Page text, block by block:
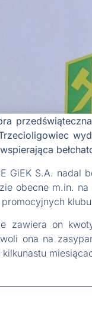
GiEK S.A. nadal
obecne m.in.
zawiera on
ona na